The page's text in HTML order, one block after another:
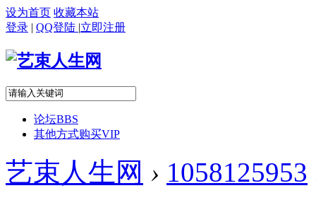
设为首页 收藏本站
登录 | QQ登陆 |立即注册
论坛BBS
其他方式购买VIP
艺束人生网 › 1058125953